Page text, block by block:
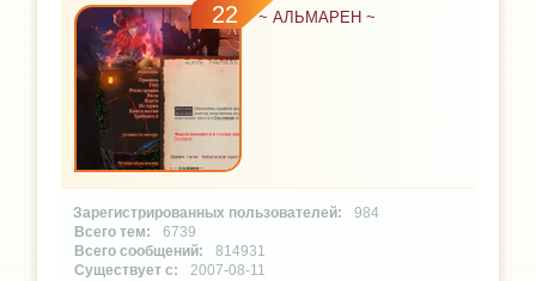
22 ~ АЛЬМАРЕН ~
984
6739
814931
2007-08-11